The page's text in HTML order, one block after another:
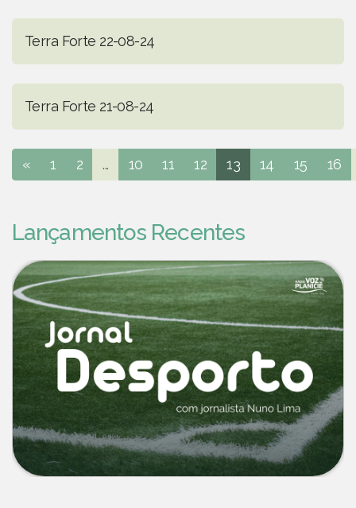
Terra Forte 22-08-24
Terra Forte 21-08-24
« 1 2 ... 10 11 12 13 14 15 16
Lançamentos Recentes